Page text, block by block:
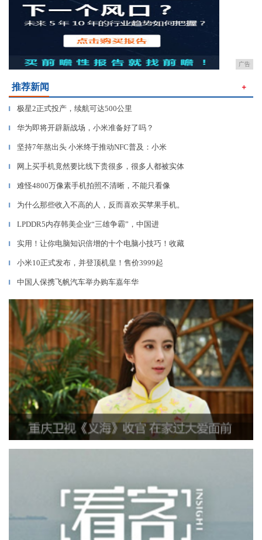
广告
推荐新闻 ＋
▎ 极星2正式投产，续航可达500公里
▎ 华为即将开辟新战场，小米准备好了吗？
▎ 坚持7年熬出头 小米终于推动NFC普及：小米
▎ 网上买手机竟然要比线下贵很多，很多人都被实体
▎ 难怪4800万像素手机拍照不清晰，不能只看像
▎ 为什么那些收入不高的人，反而喜欢买苹果手机。
▎ LPDDR5内存韩美企业“三雄争霸”，中国进
▎ 实用！让你电脑知识倍增的十个电脑小技巧！收藏
▎ 小米10正式发布，并登顶机皇！售价3999起
▎ 中国人保携飞帆汽车举办购车嘉年华